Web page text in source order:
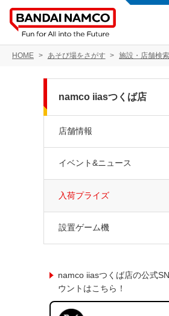
HOME あそび場をさがす 施設・店舗検索
namco iiasつくば店
店舗情報
イベント&ニュース
入荷プライズ
設置ゲーム機
namco iiasつくば店の公式
ウントはこちら！